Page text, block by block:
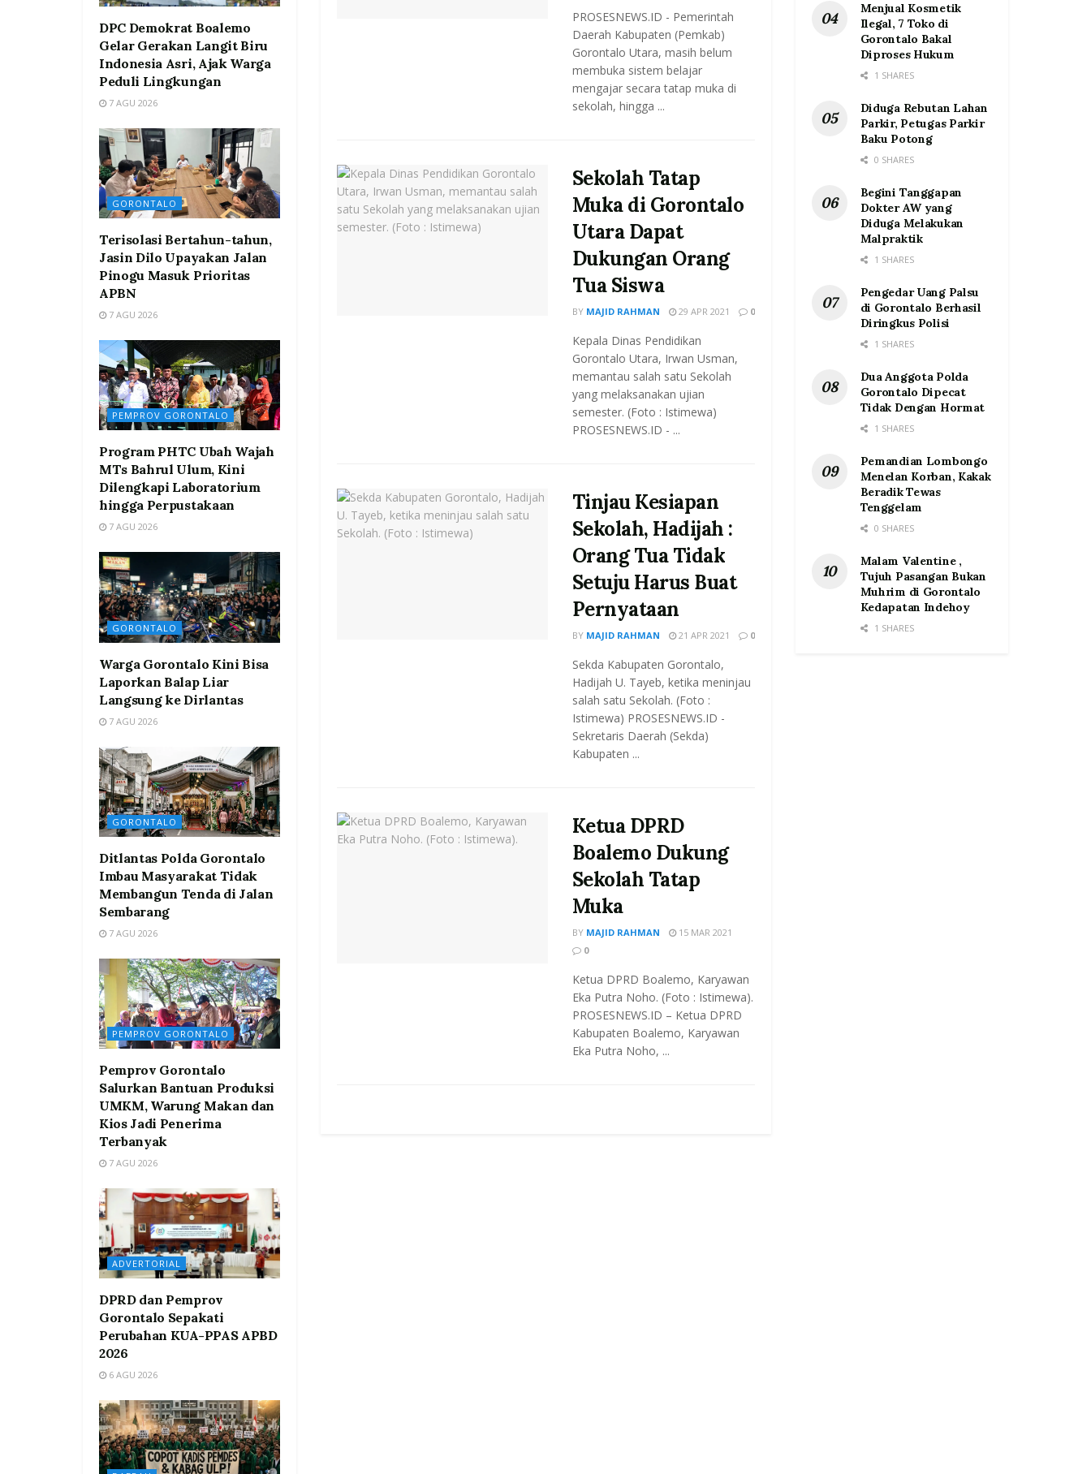
PROSESNEWS.ID - Pemerintah
Daerah Kabupaten (Pemkab)
Gorontalo Utara, masih belum
membuka sistem belajar
mengajar secara tatap muka di
sekolah, hingga ...
Sekolah Tatap
Muka di Gorontalo
Utara Dapat
Dukungan Orang
Tua Siswa
BY MAJID RAHMAN 29 APR 2021 0
Kepala Dinas Pendidikan
Gorontalo Utara, Irwan Usman,
memantau salah satu Sekolah
yang melaksanakan ujian
semester. (Foto : Istimewa)
PROSESNEWS.ID - ...
Tinjau Kesiapan
Sekolah, Hadijah :
Orang Tua Tidak
Setuju Harus Buat
Pernyataan
BY MAJID RAHMAN 21 APR 2021 0
Sekda Kabupaten Gorontalo,
Hadijah U. Tayeb, ketika meninjau
salah satu Sekolah. (Foto :
Istimewa) PROSESNEWS.ID -
Sekretaris Daerah (Sekda)
Kabupaten ...
Ketua DPRD
Boalemo Dukung
Sekolah Tatap
Muka
BY MAJID RAHMAN
15 MAR 2021
0
Ketua DPRD Boalemo, Karyawan
Eka Putra Noho. (Foto : Istimewa).
PROSESNEWS.ID – Ketua DPRD
Kabupaten Boalemo, Karyawan
Eka Putra Noho, ...
DPC Demokrat Boalemo
Gelar Gerakan Langit Biru
Indonesia Asri, Ajak Warga
Peduli Lingkungan
7 AGU 2026
GORONTALO
Terisolasi Bertahun-tahun,
Jasin Dilo Upayakan Jalan
Pinogu Masuk Prioritas
APBN
7 AGU 2026
PEMPROV GORONTALO
Program PHTC Ubah Wajah
MTs Bahrul Ulum, Kini
Dilengkapi Laboratorium
hingga Perpustakaan
7 AGU 2026
GORONTALO
Warga Gorontalo Kini Bisa
Laporkan Balap Liar
Langsung ke Dirlantas
7 AGU 2026
GORONTALO
Ditlantas Polda Gorontalo
Imbau Masyarakat Tidak
Membangun Tenda di Jalan
Sembarang
7 AGU 2026
PEMPROV GORONTALO
Pemprov Gorontalo
Salurkan Bantuan Produksi
UMKM, Warung Makan dan
Kios Jadi Penerima
Terbanyak
7 AGU 2026
ADVERTORIAL
DPRD dan Pemprov
Gorontalo Sepakati
Perubahan KUA-PPAS APBD
2026
6 AGU 2026
Menjual Kosmetik
Ilegal, 7 Toko di
Gorontalo Bakal
Diproses Hukum
1 SHARES
Diduga Rebutan Lahan
Parkir, Petugas Parkir
Baku Potong
0 SHARES
Begini Tanggapan
Dokter AW yang
Diduga Melakukan
Malpraktik
1 SHARES
Pengedar Uang Palsu
di Gorontalo Berhasil
Diringkus Polisi
1 SHARES
Dua Anggota Polda
Gorontalo Dipecat
Tidak Dengan Hormat
1 SHARES
Pemandian Lombongo
Menelan Korban, Kakak
Beradik Tewas
Tenggelam
0 SHARES
Malam Valentine ,
Tujuh Pasangan Bukan
Muhrim di Gorontalo
Kedapatan Indehoy
1 SHARES